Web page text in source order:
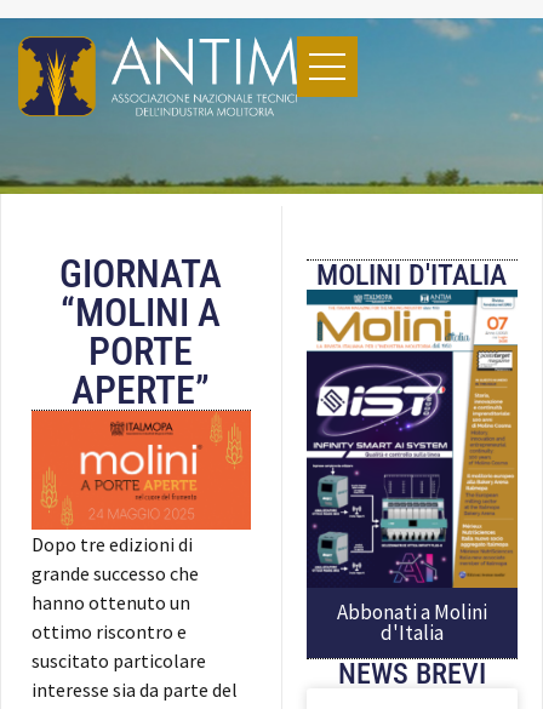
GIORNATA
“MOLINI A
PORTE
APERTE”
Dopo tre edizioni di
grande successo che
hanno ottenuto un
ottimo riscontro e
suscitato particolare
interesse sia da parte del
MOLINI D'ITALIA
Abbonati a Molini
d'Italia
NEWS BREVI